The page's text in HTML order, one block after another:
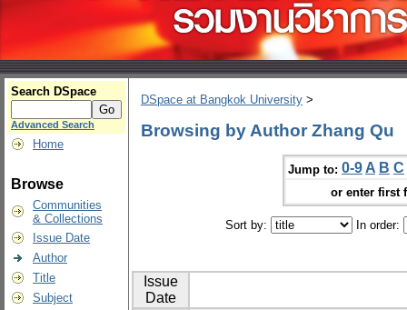
Search DSpace
Advanced Search
Home
Browse
Communities
& Collections
Issue Date
Author
Title
Subject
DSpace at Bangkok University >
Browsing by Author Zhang Qu
Jump to: 0-9 A B C
or enter first
Sort by: In order:
Issue
Date